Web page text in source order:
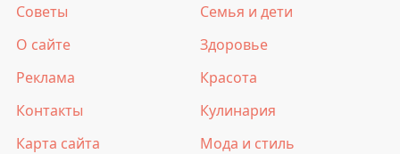
Советы
О сайте
Реклама
Контакты
Карта сайта
Семья и дети
Здоровье
Красота
Кулинария
Мода и стиль